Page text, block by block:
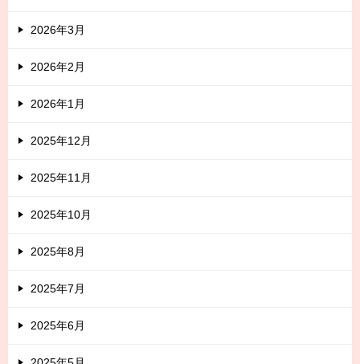
2026年3月
2026年2月
2026年1月
2025年12月
2025年11月
2025年10月
2025年8月
2025年7月
2025年6月